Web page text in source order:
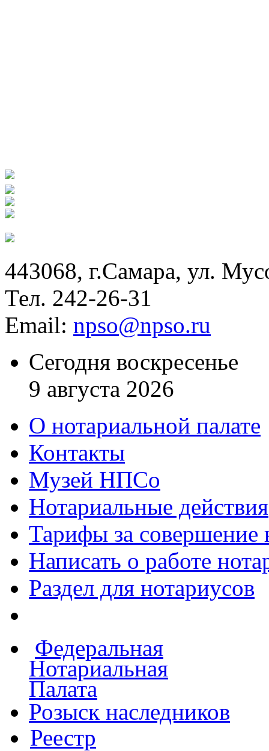
443068, г.Самара, ул.
Тел. 242-26-31
Email: npso@npso.ru
Сегодня воскресенье
9 августа 2026
О нотариальной палате
Контакты
Музей НПСо
Нотариальные действия
Тарифы за совершение
Написать о работе
Раздел для нотариусов
Федеральная
Нотариальная
Палата
Розыск наследников
Реестр